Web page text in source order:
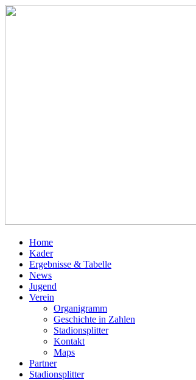
Home
Kader
Ergebnisse & Tabelle
News
Jugend
Verein
Organigramm
Geschichte in Zahlen
Stadionsplitter
Kontakt
Maps
Partner
Stadionsplitter